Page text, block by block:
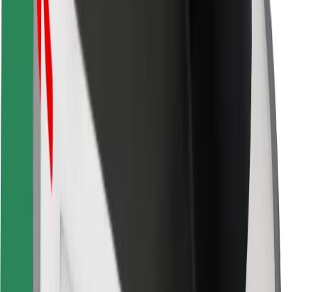
For sjåfører
For leveringsbud
Bolt Food
For flåteeiere
For restauranter
Bolt for Business
Annet
Leverandører
Vilkår og betingelser
Informasjonskapsler